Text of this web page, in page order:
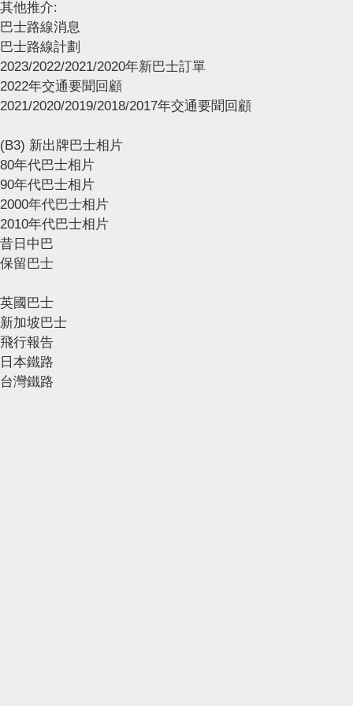
其他推介:
巴士路線消息
巴士路線計劃
2023/2022/2021/2020年新巴士訂單
2022年交通要聞回顧
2021/2020/2019/2018/2017年交通要聞回顧
(B3) 新出牌巴士相片
80年代巴士相片
90年代巴士相片
2000年代巴士相片
2010年代巴士相片
昔日中巴
保留巴士
英國巴士
新加坡巴士
飛行報告
日本鐵路
台灣鐵路